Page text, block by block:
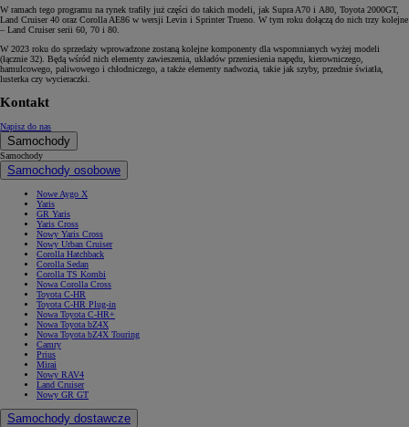
W ramach tego programu na rynek trafiły już części do takich modeli, jak Supra A70 i A80, Toyota 2000GT,
Land Cruiser 40 oraz Corolla AE86 w wersji Levin i Sprinter Trueno. W tym roku dołączą do nich trzy kolejne
– Land Cruiser serii 60, 70 i 80.
W 2023 roku do sprzedaży wprowadzone zostaną kolejne komponenty dla wspomnianych wyżej modeli
(łącznie 32). Będą wśród nich elementy zawieszenia, układów przeniesienia napędu, kierowniczego,
hamulcowego, paliwowego i chłodniczego, a także elementy nadwozia, takie jak szyby, przednie światła,
lusterka czy wycieraczki.
Kontakt
Napisz do nas
Samochody
Samochody
Samochody osobowe
Nowe Aygo X
Yaris
GR Yaris
Yaris Cross
Nowy Yaris Cross
Nowy Urban Cruiser
Corolla Hatchback
Corolla Sedan
Corolla TS Kombi
Nowa Corolla Cross
Toyota C-HR
Toyota C-HR Plug-in
Nowa Toyota C-HR+
Nowa Toyota bZ4X
Nowa Toyota bZ4X Touring
Camry
Prius
Mirai
Nowy RAV4
Land Cruiser
Nowy GR GT
Samochody dostawcze